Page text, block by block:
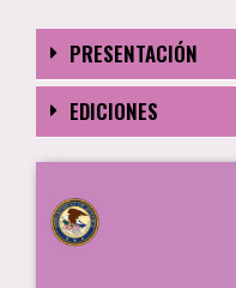
PRESENTACIÓN
EDICIONES